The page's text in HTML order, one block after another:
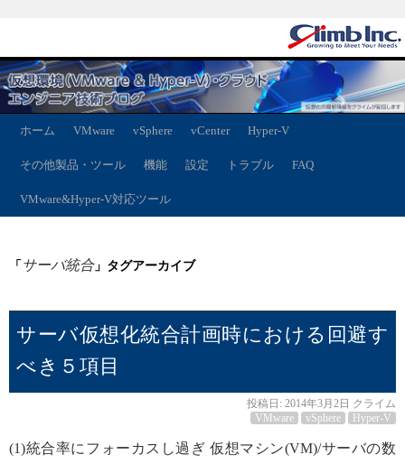
ホーム VMware vSphere vCenter Hyper-V
その他製品・ツール 機能 設定 トラブル FAQ
VMware&Hyper-V対応ツール
「 サーバ統合」タグアーカイブ
サーバ仮想化統合計画時における回避す
べき５項目
投稿日: 2014年3月2日 クライム
VMware
vSphere Hyper-V
(1)統合率にフォーカスし過ぎ 仮想マシン(VM)/サーバの数